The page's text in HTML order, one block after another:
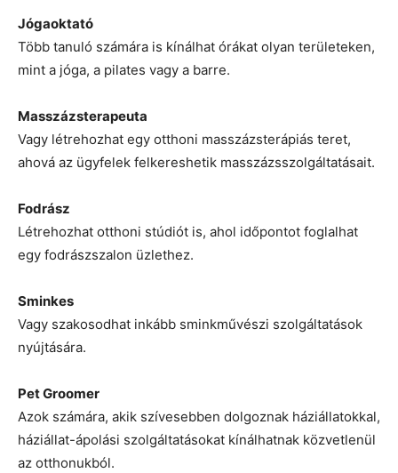
Jógaoktató
Több tanuló számára is kínálhat órákat olyan területeken,
mint a jóga, a pilates vagy a barre.
Masszázsterapeuta
Vagy létrehozhat egy otthoni masszázsterápiás teret,
ahová az ügyfelek felkereshetik masszázsszolgáltatásait.
Fodrász
Létrehozhat otthoni stúdiót is, ahol időpontot foglalhat
egy fodrászszalon üzlethez.
Sminkes
Vagy szakosodhat inkább sminkművészi szolgáltatások
nyújtására.
Pet Groomer
Azok számára, akik szívesebben dolgoznak háziállatokkal,
háziállat-ápolási szolgáltatásokat kínálhatnak közvetlenül
az otthonukból.